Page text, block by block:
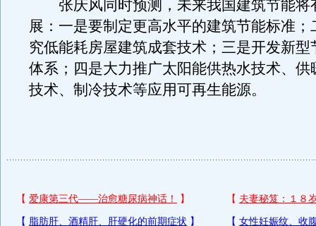
张庆风同时预测，未来我国建筑节能将
展：一是要制定更高水平的建筑节能标准；
究低能耗房屋建筑成套技术；三是开发新型
体系；四是大力推广太阳能供热水技术、供
技术、制冷技术等应用可再生能源。